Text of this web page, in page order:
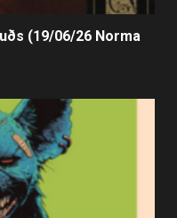
(19/06/26 Norma